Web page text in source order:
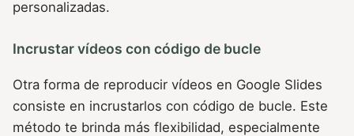
personalizadas.
Incrustar vídeos con código de bucle
Otra forma de reproducir vídeos en Google Slides
consiste en incrustarlos con código de bucle. Este
método te brinda más flexibilidad, especialmente